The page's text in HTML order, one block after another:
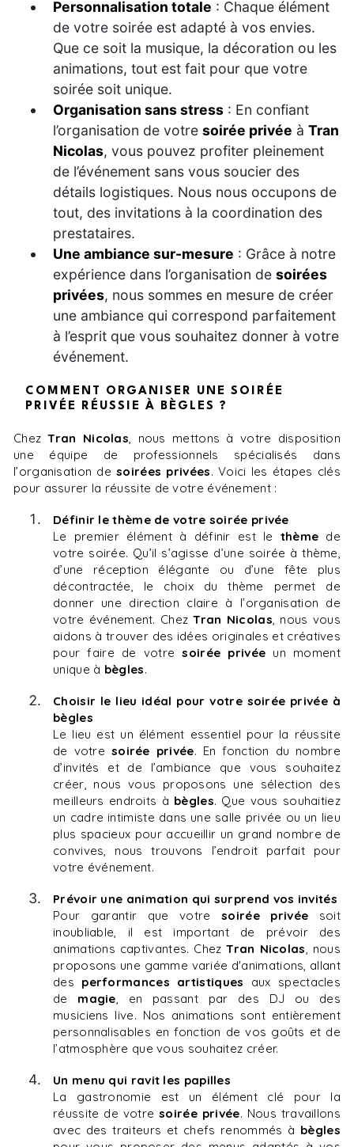
Personnalisation totale : Chaque élément
de votre soirée est adapté à vos envies.
Que ce soit la musique, la décoration ou les
animations, tout est fait pour que votre
soirée soit unique.
Organisation sans stress : En confiant
l’organisation de votre soirée privée à Tran
Nicolas, vous pouvez profiter pleinement
de l’événement sans vous soucier des
détails logistiques. Nous nous occupons de
tout, des invitations à la coordination des
prestataires.
Une ambiance sur-mesure : Grâce à notre
expérience dans l’organisation de soirées
privées, nous sommes en mesure de créer
une ambiance qui correspond parfaitement
à l’esprit que vous souhaitez donner à votre
événement.
COMMENT ORGANISER UNE SOIRÉE
PRIVÉE RÉUSSIE À BÈGLES ?
ChezTran Nicolas, nous mettons à votre disposition
une équipe de professionnels spécialisés dans
l’organisation desoirées privées. Voici les étapes clés
pour assurer la réussite de votre événement :
Définir le thème de votre soirée privée
Le premier élément à définir est le thème de
votre soirée. Qu’il s’agisse d’une soirée à thème,
d’une réception élégante ou d’une fête plus
décontractée, le choix du thème permet de
donner une direction claire à l’organisation de
votre événement. ChezTran Nicolas, nous vous
aidons à trouver des idées originales et créatives
pour faire de votresoirée privée un moment
unique à bègles.
Choisir le lieu idéal pour votre soirée privée à
bègles
Le lieu est un élément essentiel pour la réussite
de votre soirée privée. En fonction du nombre
d’invités et de l’ambiance que vous souhaitez
créer, nous vous proposons une sélection des
meilleurs endroits à bègles. Que vous souhaitiez
un cadre intimiste dans une salle privée ou un lieu
plus spacieux pour accueillir un grand nombre de
convives, nous trouvons l’endroit parfait pour
votre événement.
Prévoir une animation qui surprend vos invités
Pour garantir que votresoirée privée soit
inoubliable, il est important de prévoir des
animations captivantes. ChezTran Nicolas, nous
proposons une gamme variée d'animations, allant
des performances artistiques aux spectacles
de magie, en passant par des DJ ou des
musiciens live. Nos animations sont entièrement
personnalisables en fonction de vos goûts et de
l’atmosphère que vous souhaitez créer.
Un menu qui ravit les papilles
La gastronomie est un élément clé pour la
réussite de votresoirée privée. Nous travaillons
avec des traiteurs et chefs renommés à bègles